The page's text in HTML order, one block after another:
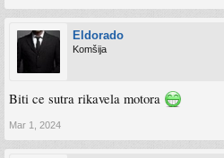
Eldorado
Komšija
Biti ce sutra rikavela motora
Mar 1, 2024